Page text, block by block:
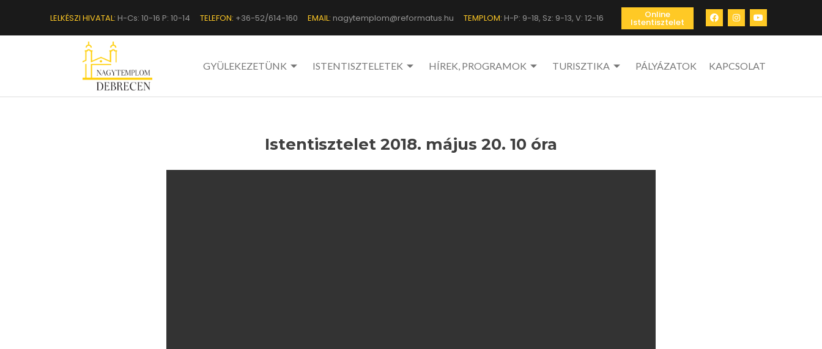
LELKÉSZI HIVATAL: H-Cs: 10-16 P: 10-14 TELEFON: +36-52/614-160 EMAIL: nagytemplom@reformatus.hu TEMPLOM: H-P: 9-18, Sz: 9-13, V: 12-16 Online
Istentisztelet
GYÜLEKEZETÜNK ISTENTISZTELETEK HÍREK, PROGRAMOK TURISZTIKA PÁLYÁZATOK KAPCSOLAT
Istentisztelet 2018. május 20. 10 óra